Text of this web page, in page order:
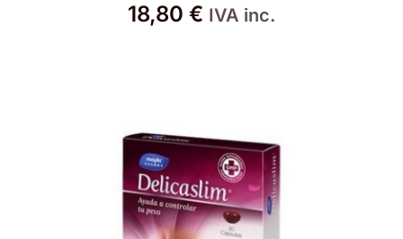
18,80 € IVA inc.